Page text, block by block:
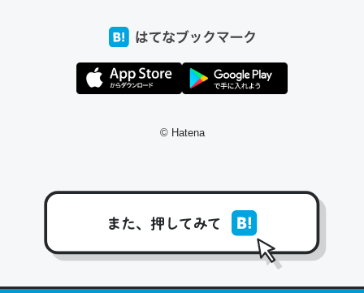
り時間を日数にすると1週間とかの人が多いそうだけど、
それを実質100倍以上に伸ばす効果があるはず……
─たまにLINEするくらいだった遠方の父67歳と僕。ITツール導入で
コミュニケーションが劇的に変化した｜tayorini by LIFULL介護
私も3年前ぐらいに祖母の家に設置した。ポケットWifiみ
たいなのでネット環境作ったけどAlexaしか使わないので
回線代ほとんどかからないですよ。参考：
https://toyoshi.hatenablog.com/entry/2019/05/15/1805
© Hatena